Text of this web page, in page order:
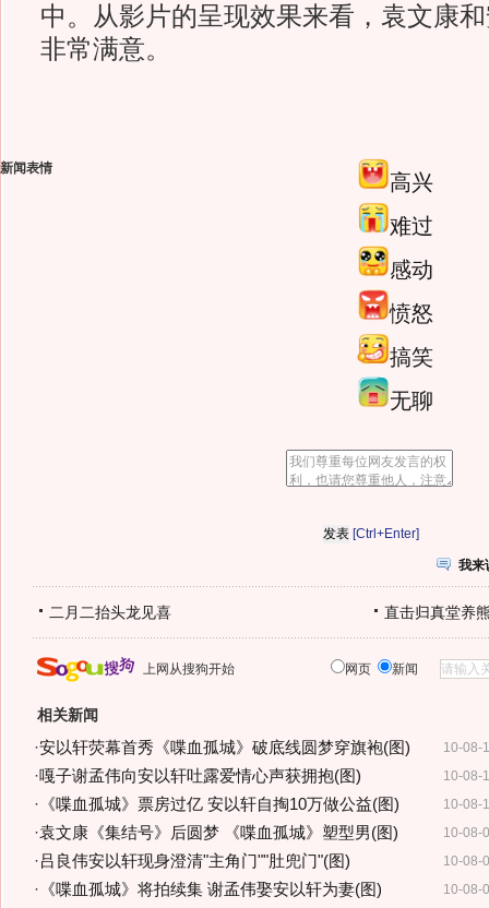
中。从影片的呈现效果来看，袁文康
非常满意。
新闻表情
高兴
难过
感动
愤怒
搞笑
无聊
[Ctrl+Enter]
我来
二月二抬头龙见喜 直击归真堂养
上网从搜狗开始 网页 新闻
相关新闻
10-08-
·安以轩荧幕首秀《喋血孤城》破底线圆梦穿旗袍(图)
10-08-
·嘎子谢孟伟向安以轩吐露爱情心声获拥抱(图)
10-08-
· 《喋血孤城》票房过亿 安以轩自掏10万做公益(图)
10-08-
·袁文康《集结号》后圆梦 《喋血孤城》塑型男(图)
10-08-
·吕良伟安以轩现身澄清"主角门""肚兜门"(图)
10-08-
· 《喋血孤城》将拍续集 谢孟伟娶安以轩为妻(图)